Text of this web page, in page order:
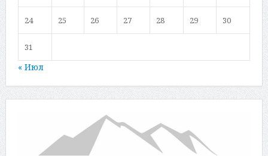
24 25 26 27 28 29 30
31
« Июл